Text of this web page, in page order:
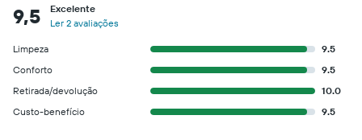
do
aluguel
de
para
as
empresas
9,5
Excelente
Ler 2 avaliações
Limpeza
9.5
Conforto
9.5
Retirada/devolução
10.0
Custo-benefício
9.5